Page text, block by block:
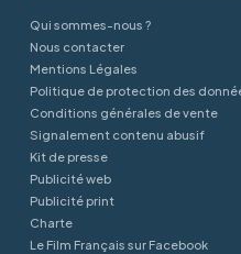
Qui sommes-nous ?
Nous contacter
Mentions Légales
Politique de protection des
Conditions générales de vente
Signalement contenu abusif
Kit de presse
Publicité web
Publicité print
Charte
Le Film Français sur Facebook